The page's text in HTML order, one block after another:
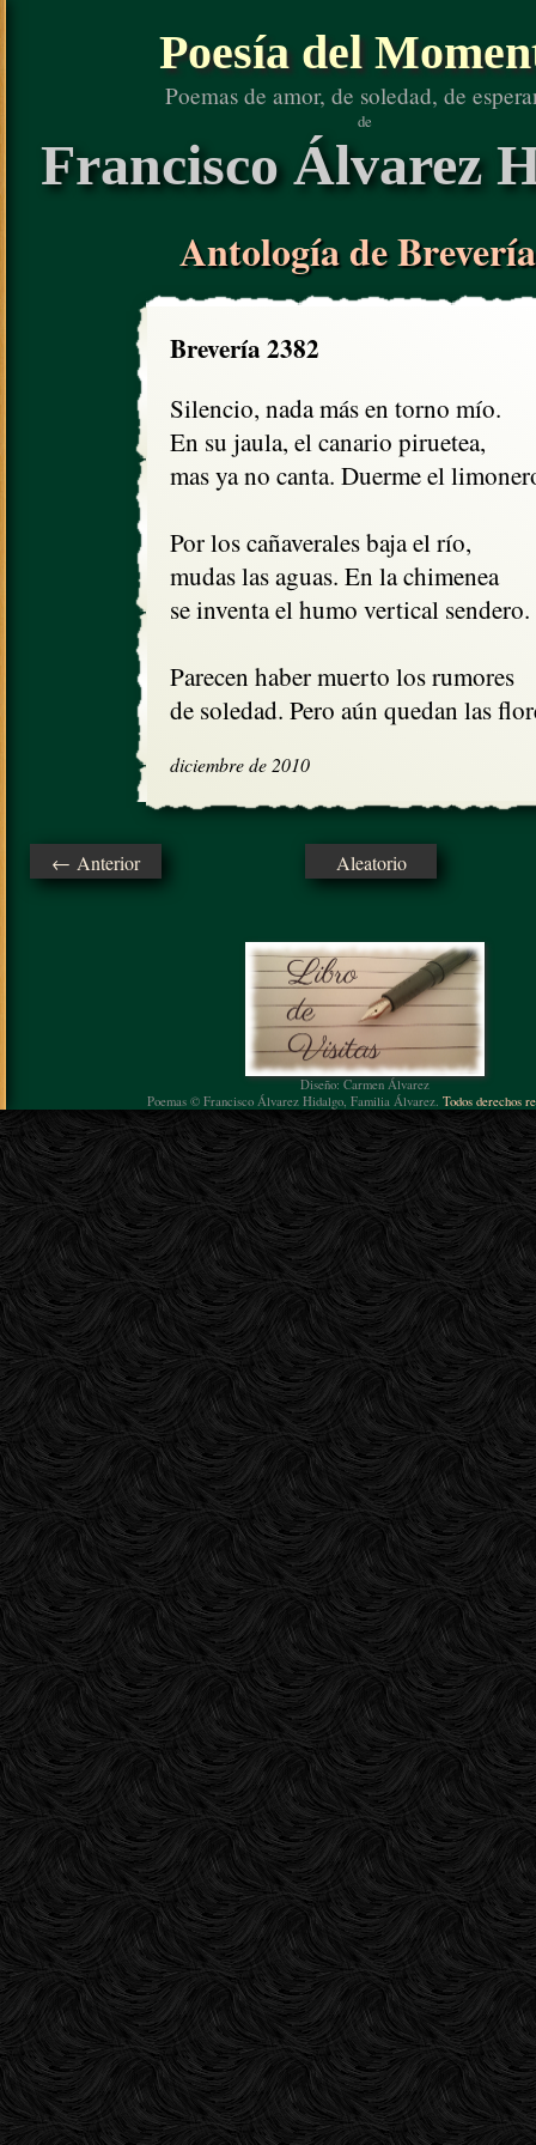
Poesía del
Poemas de amor, de soledad, de
de
Francisco Álvarez
Antología de
Brevería 2382
Silencio, nada más en torno mío.
En su jaula, el canario piruetea,
mas ya no canta. Duerme el
Por los cañaverales baja el río,
mudas las aguas. En la chimenea
se inventa el humo vertical sendero.
Parecen haber muerto los rumores
de soledad. Pero aún quedan las
diciembre de 2010
← Anterior Aleatorio
Diseño: Carmen Álvarez
Poemas © Francisco Álvarez Hidalgo, Familia Álvarez. Todos derechos